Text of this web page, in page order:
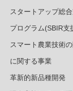
スタートアップ総
プログラム(SBIR支
スマート農業技術
に関する事業
革新的新品種開発